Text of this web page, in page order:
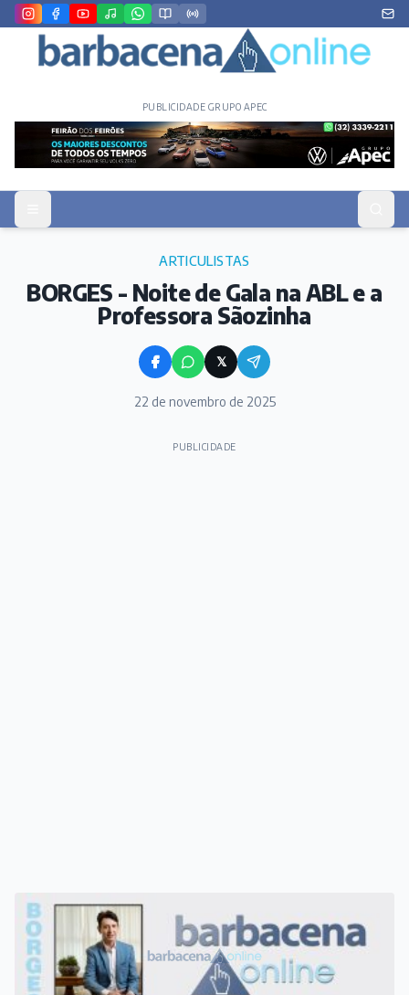
PUBLICIDADE GRUPO APEC
ARTICULISTAS
BORGES - Noite de Gala na ABL e a
Professora Sãozinha
𝕏
22 de novembro de 2025
PUBLICIDADE